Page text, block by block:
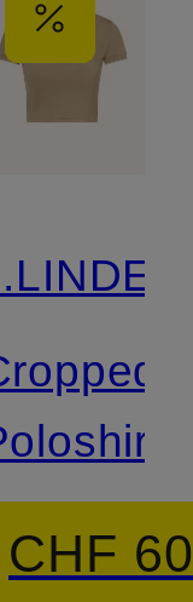
CHF